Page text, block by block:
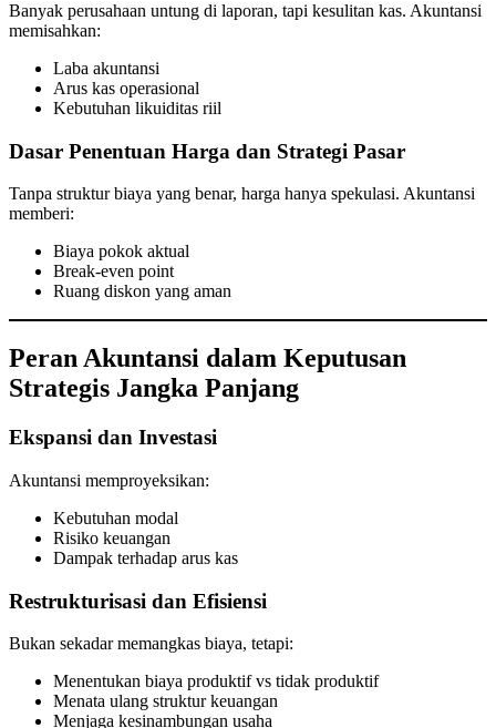
Banyak perusahaan untung di laporan, tapi kesulitan kas. Akuntansi
memisahkan:
Laba akuntansi
Arus kas operasional
Kebutuhan likuiditas riil
Dasar Penentuan Harga dan Strategi Pasar
Tanpa struktur biaya yang benar, harga hanya spekulasi. Akuntansi
memberi:
Biaya pokok aktual
Break-even point
Ruang diskon yang aman
Peran Akuntansi dalam Keputusan
Strategis Jangka Panjang
Ekspansi dan Investasi
Akuntansi memproyeksikan:
Kebutuhan modal
Risiko keuangan
Dampak terhadap arus kas
Restrukturisasi dan Efisiensi
Bukan sekadar memangkas biaya, tetapi:
Menentukan biaya produktif vs tidak produktif
Menata ulang struktur keuangan
Menjaga kesinambungan usaha